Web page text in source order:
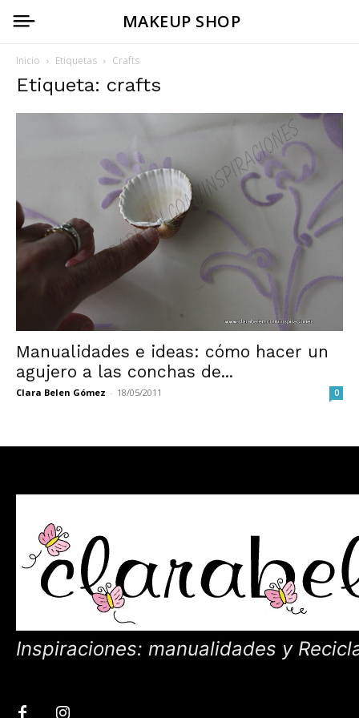
MAKEUP SHOP
Inicio Etiquetas Crafts
Etiqueta: crafts
Manualidades e ideas: cómo hacer un
agujero a las conchas de...
Clara Belen Gómez - 18/05/2011 0
Inspiraciones: manualidades y